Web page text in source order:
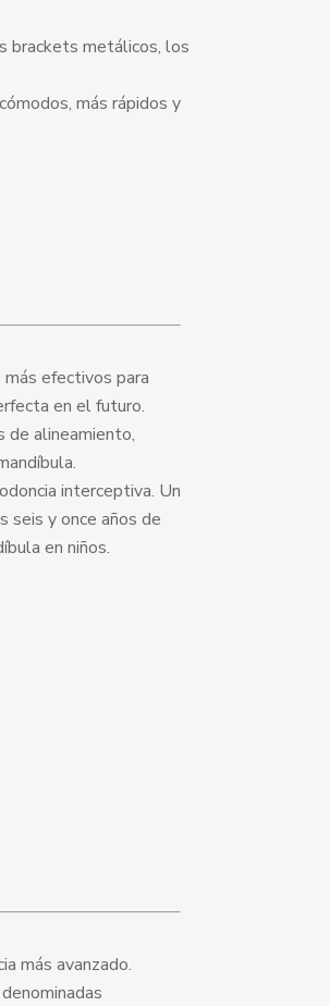
brackets metálicos, los
más rápidos y
efectivos para
en el futuro.
de alineamiento,
interceptiva. Un
seis y once años de
en niños.
más avanzado.